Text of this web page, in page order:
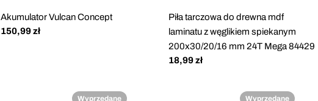
Akumulator Vulcan Concept
Cena
150,99 zł
Piła tarczowa do drewna mdf
laminatu z węglikiem spiekanym
200x30/20/16 mm 24T Mega 84429
Cena
18,99 zł
Wyprzedane Wyprzedane